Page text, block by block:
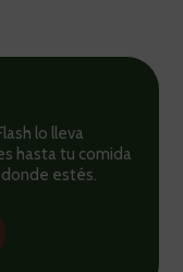
lo lleva
hasta tu comida
estés.